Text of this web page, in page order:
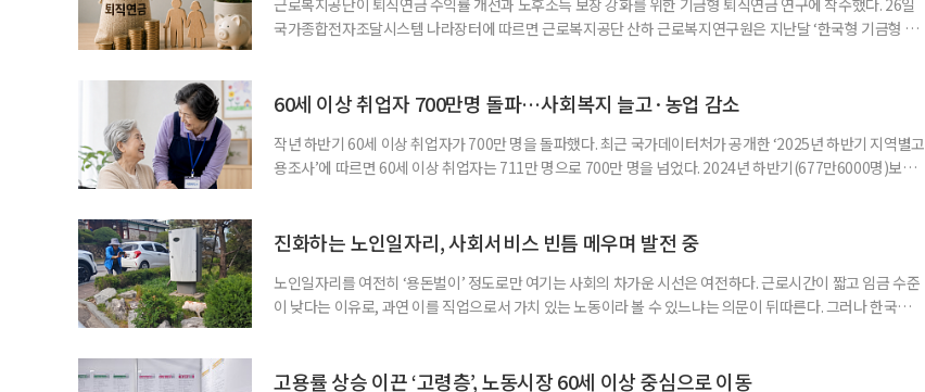
국가종합전자조달시스템 나라장터에 따르면 근로복지공단 산하 근로복지연구원은 지난달 ‘한국형 기금형 퇴
득 보장 강화를 위해 기금형 퇴직연금 도입 검토와 한국형 모델 개발이 필요하다”고 밝혔다. 이번 연구는 먼저
60세 이상 취업자 700만명 돌파…사회복지 늘고·농업 감소
작년 하반기 60세 이상 취업자가 700만 명을 돌파했다. 최근 국가데이터처가 공개한 ‘2025년 하반기 지역별고
용조사’에 따르면 60세 이상 취업자는 711만 명으로 700만 명을 넘었다. 2024년 하반기(677만6000명)보다
증가하고, 음식점 및 주점업은 4만1000명 증가했다. 반면
진화하는 노인일자리, 사회서비스 빈틈 메우며 발전 중
노인일자리를 여전히 ‘용돈벌이’ 정도로만 여기는 사회의 차가운 시선은 여전하다. 근로시간이 짧고 임금 수준
이 낮다는 이유로, 과연 이를 직업으로서 가치 있는 노동이라 볼 수 있느냐는 의문이 뒤따른다. 그러나 한국노인
만점에 4.10점이었고, 참여 후 삶의 변화 수준은 4.05점으로 긍정적인 결과를 보여줬다. 자존감과 건
고용률 상승 이끈 ‘고령층’, 노동시장 60세 이상 중심으로 이동